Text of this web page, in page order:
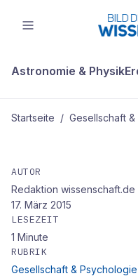
Astronomie & Physik
Startseite / Gesellschaft
SMS vom
AUTOR
Redaktion wissenschaft.de
17. März 2015
LESEZEIT
1 Minute
RUBRIK
Gesellschaft & Psychologie